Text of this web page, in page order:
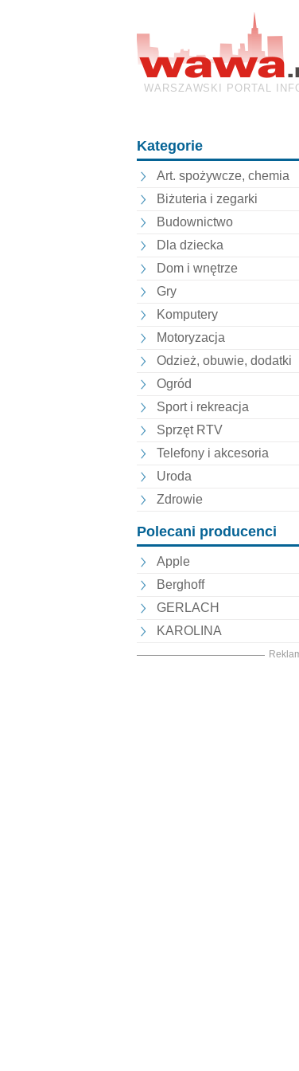
WARSZAWSKI PORTAL
Kategorie
Art. spożywcze, chemia
Biżuteria i zegarki
Budownictwo
Dla dziecka
Dom i wnętrze
Gry
Komputery
Motoryzacja
Odzież, obuwie, dodatki
Ogród
Sport i rekreacja
Sprzęt RTV
Telefony i akcesoria
Uroda
Zdrowie
Polecani producenci
Apple
Berghoff
GERLACH
KAROLINA